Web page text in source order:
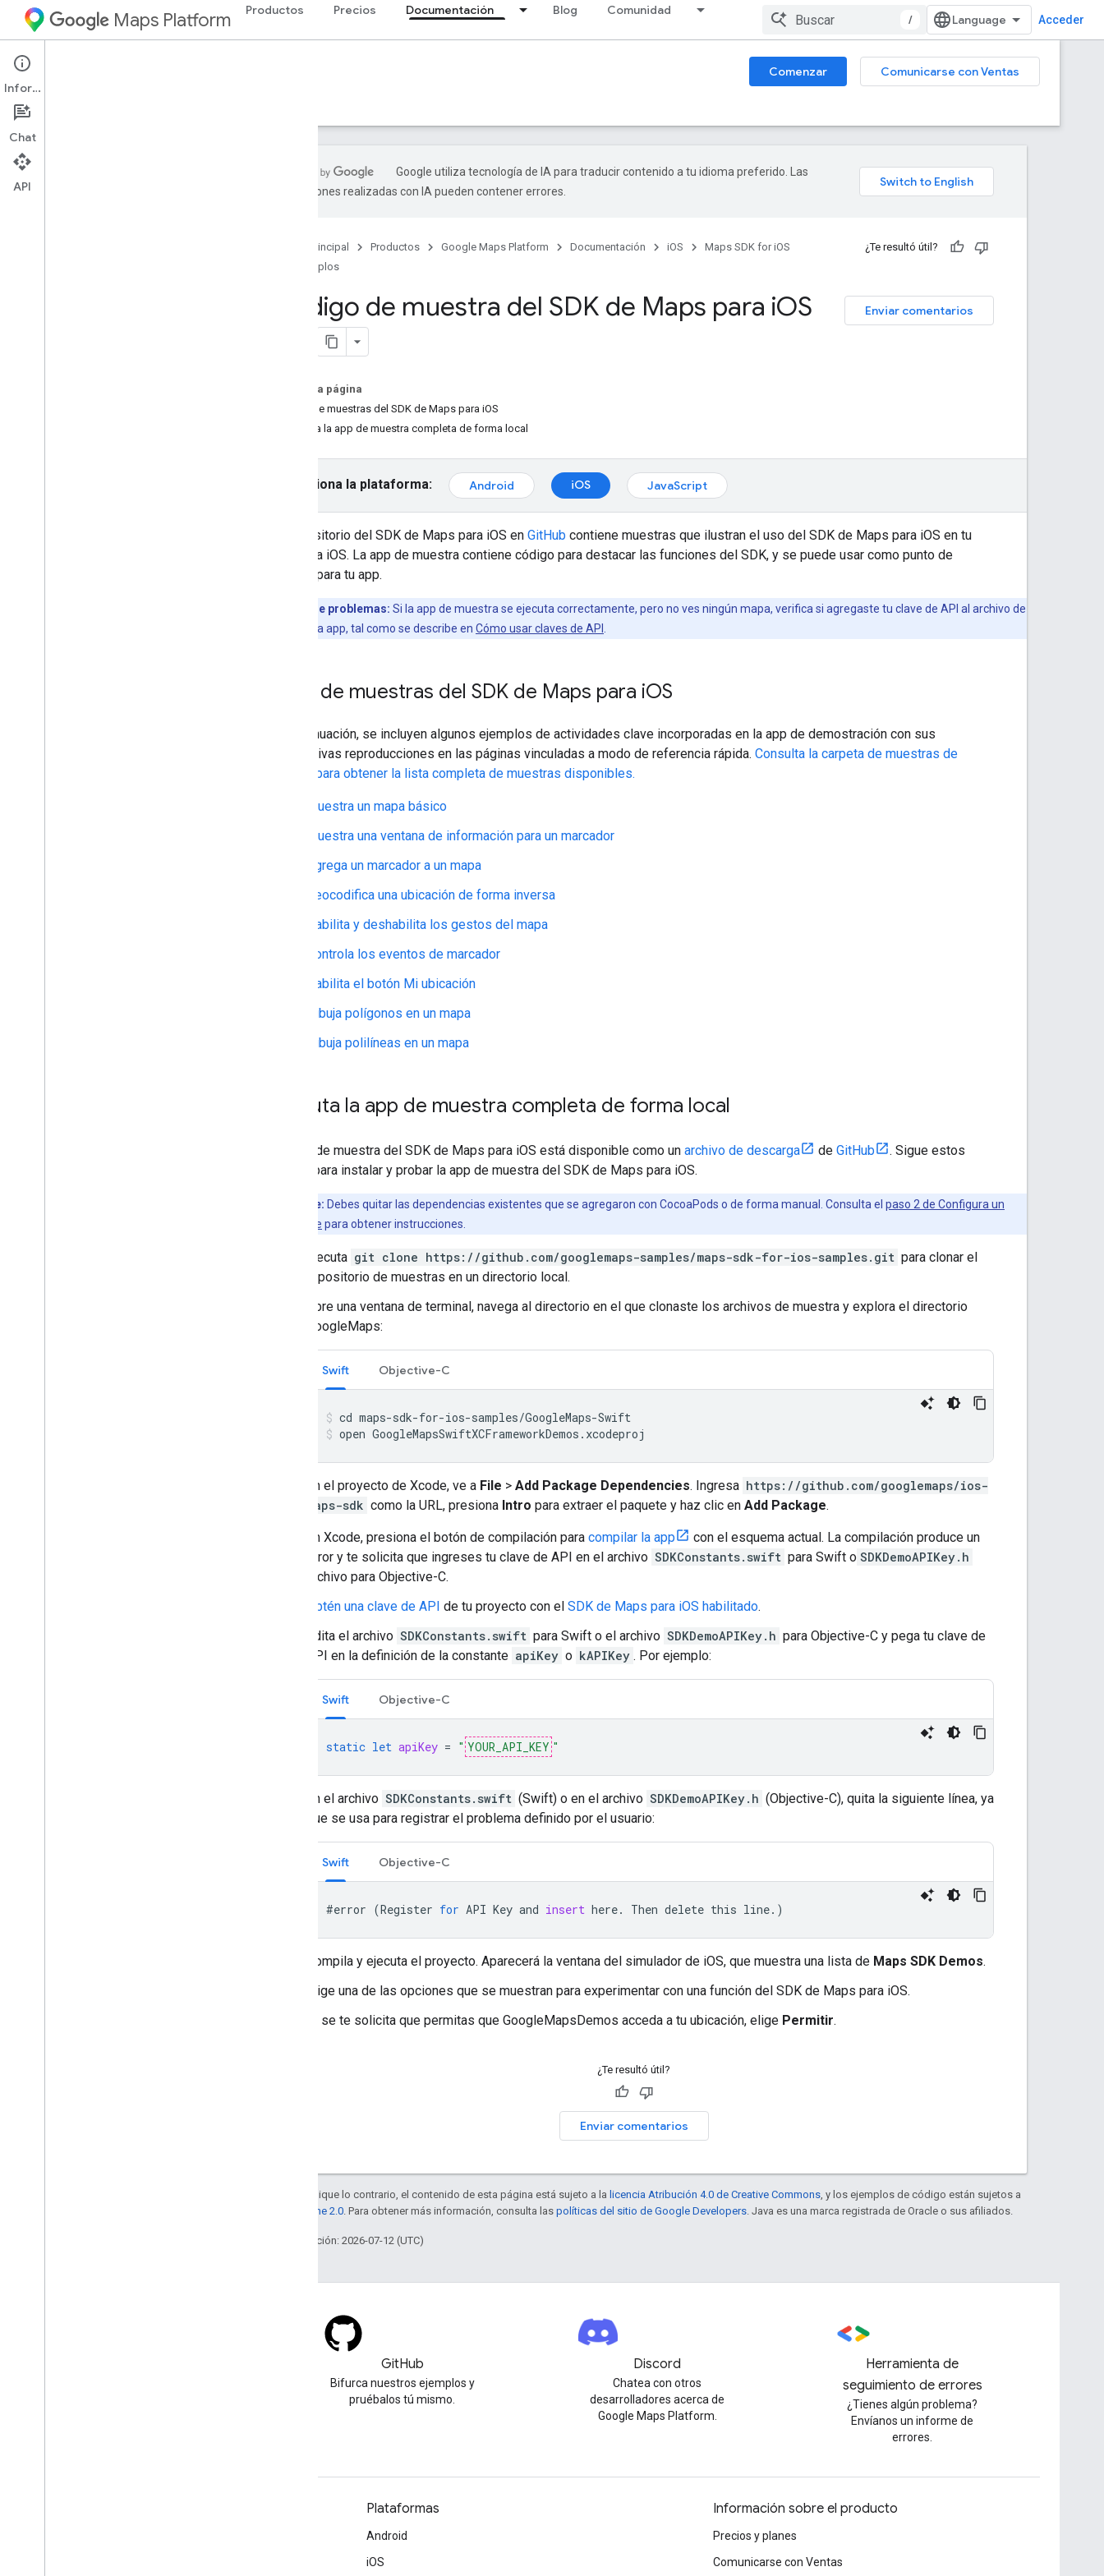
Maps Platform Productos Precios Documentación Blog Comunidad
/ Acceder
iOS Comenzar
Comunicarse con Ventas
Guías
Google utiliza tecnología de IA para traducir contenido a tu idioma preferido. Las
traducciones realizadas con IA pueden contener errores.
Página principal Productos Google Maps Platform Documentación iOS
Maps SDK for iOS
Ejemplos
¿Te resultó útil?
Enviar comentarios
Código de muestra del SDK de Maps para iOS
En esta página
Lista de muestras del SDK de Maps para iOS
Ejecuta la app de muestra completa de forma local
Selecciona la plataforma: Android iOS JavaScript
El repositorio del SDK de Maps para iOS en GitHub contiene muestras que ilustran el uso del SDK de Maps para iOS en tu
app para iOS. La app de muestra contiene código para destacar las funciones del SDK, y se puede usar como punto de
partida para tu app.
Solución de problemas: Si la app de muestra se ejecuta correctamente, pero no ves ningún mapa, verifica si agregaste tu clave de API al archivo de
manifiesto de la app, tal como se describe en Cómo usar claves de API
Lista de muestras del SDK de Maps para iOS
A continuación, se incluyen algunos ejemplos de actividades clave incorporadas en la app de demostración con sus
respectivas reproducciones en las páginas vinculadas a modo de referencia rápida. Consulta la carpeta de muestras de
GitHub para obtener la lista completa de muestras disponibles.
Muestra un mapa básico
Muestra una ventana de información para un marcador
Agrega un marcador a un mapa
Geocodifica una ubicación de forma inversa
Habilita y deshabilita los gestos del mapa
Controla los eventos de marcador
Habilita el botón Mi ubicación
Dibuja polígonos en un mapa
Dibuja polilíneas en un mapa
Ejecuta la app de muestra completa de forma local
La app de muestra del SDK de Maps para iOS está disponible como un archivo de descarga de GitHub
. Sigue estos
pasos para instalar y probar la app de muestra del SDK de Maps para iOS.
Importante: Debes quitar las dependencias existentes que se agregaron con CocoaPods o de forma manual. Consulta el paso 2 de Configura un
proyecto Xcode para obtener instrucciones.
Ejecuta git clone https://github.com/googlemaps-samples/maps-sdk-for-ios-samples.git para clonar el
repositorio de muestras en un directorio local.
Abre una ventana de terminal, navega al directorio en el que clonaste los archivos de muestra y explora el directorio
GoogleMaps:
Swift Objective-C
open GoogleMapsSwiftXCFrameworkDemos.xcodeproj
En el proyecto de Xcode, ve a File > Add Package Dependencies. Ingresa https://github.com/googlemaps/ios-
maps-sdk como la URL, presiona Intro para extraer el paquete y haz clic en Add Package.
En Xcode, presiona el botón de compilación para compilar la app
con el esquema actual. La compilación produce un
error y te solicita que ingreses tu clave de API en el archivo SDKConstants.swift para Swift o SDKDemoAPIKey.h
archivo para Objective-C.
Obtén una clave de API de tu proyecto con el SDK de Maps para iOS habilitado.
Edita el archivo SDKConstants.swift para Swift o el archivo SDKDemoAPIKey.h para Objective-C y pega tu clave de
API en la definición de la constante apiKey o kAPIKey . Por ejemplo:
Swift Objective-C
static let apiKey = " YOUR_API_KEY "
En el archivo SDKConstants.swift (Swift) o en el archivo SDKDemoAPIKey.h (Objective-C), quita la siguiente línea, ya
que se usa para registrar el problema definido por el usuario:
Swift Objective-C
#error (Register for API Key and insert here. Then delete this line.)
Compila y ejecuta el proyecto. Aparecerá la ventana del simulador de iOS, que muestra una lista de Maps SDK Demos.
Elige una de las opciones que se muestran para experimentar con una función del SDK de Maps para iOS.
Si se te solicita que permitas que GoogleMapsDemos acceda a tu ubicación, elige Permitir.
¿Te resultó útil?
Enviar comentarios
Salvo que se indique lo contrario, el contenido de esta página está sujeto a la licencia Atribución 4.0 de Creative Commons , y los ejemplos de código están sujetos a
licencia Apache 2.0 . Para obtener más información, consulta las políticas del sitio de Google Developers . Java es una marca registrada de Oracle o sus afiliados.
Última actualización: 2026-07-12 (UTC)
GitHub
Bifurca nuestros ejemplos y
pruébalos tú mismo.
Discord
Chatea con otros
desarrolladores acerca de
Google Maps Platform.
Herramienta de
seguimiento de errores
¿Tienes algún problema?
Envíanos un informe de
errores.
Plataformas
Android
iOS
Información sobre el producto
Precios y planes
Comunicarse con Ventas
Información
Chat
API